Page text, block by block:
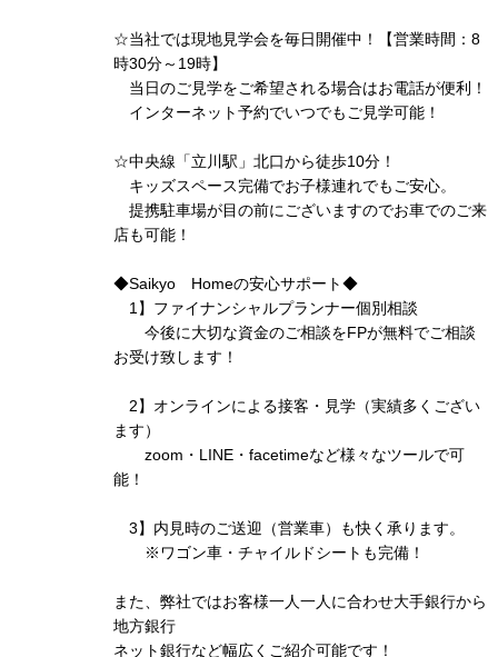
☆当社では現地見学会を毎日開催中！【営業時間：8
時30分～19時】
当日のご見学をご希望される場合はお電話が便利！
インターネット予約でいつでもご見学可能！
☆中央線「立川駅」北口から徒歩10分！
キッズスペース完備でお子様連れでもご安心。
提携駐車場が目の前にございますのでお車でのご来
店も可能！
◆Saikyo Homeの安心サポート◆
1】ファイナンシャルプランナー個別相談
今後に大切な資金のご相談をFPが無料でご相談
お受け致します！
2】オンラインによる接客・見学（実績多くござい
ます）
zoom・LINE・facetimeなど様々なツールで可
能！
3】内見時のご送迎（営業車）も快く承ります。
※ワゴン車・チャイルドシートも完備！
また、弊社ではお客様一人一人に合わせ大手銀行から
地方銀行
ネット銀行など幅広くご紹介可能です！